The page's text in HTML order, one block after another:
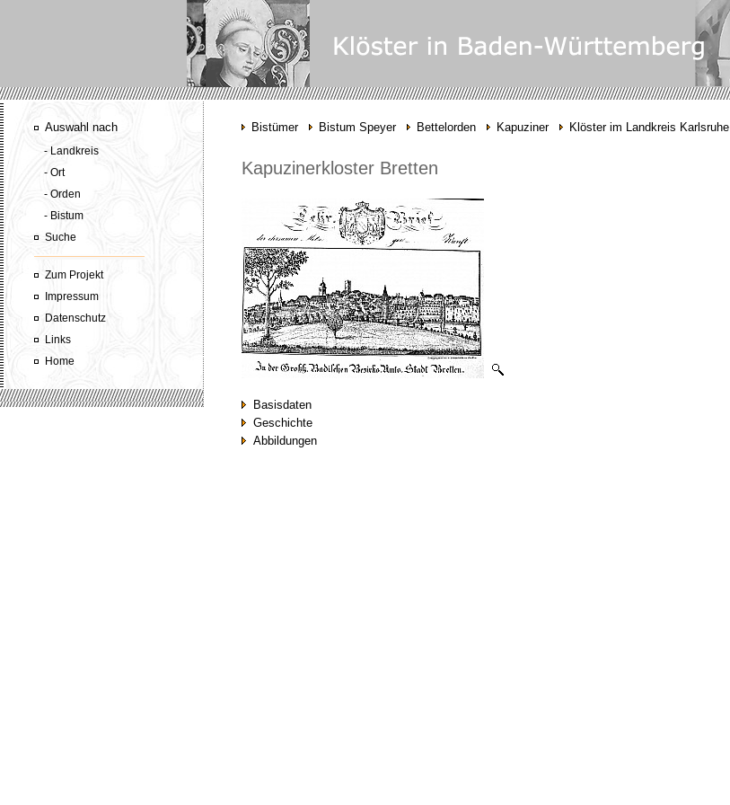
Auswahl nach
- Landkreis
- Ort
- Orden
- Bistum
Suche
Zum Projekt
Impressum
Datenschutz
Links
Home
Bistümer Bistum Speyer Bettelorden Kapuziner Klöster im Landkreis Karlsruhe
Kapuzinerkloster Bretten
Basisdaten
Geschichte
Abbildungen